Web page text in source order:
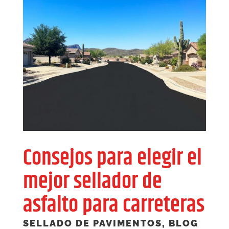
Consejos para elegir el
mejor sellador de
asfalto para carreteras
SELLADO DE PAVIMENTOS, BLOG